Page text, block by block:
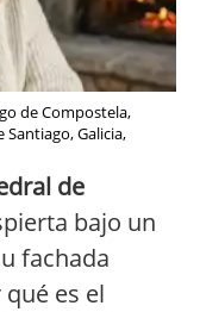
de Compostela,
Santiago, Galicia,
de
bajo un
fachada
es el